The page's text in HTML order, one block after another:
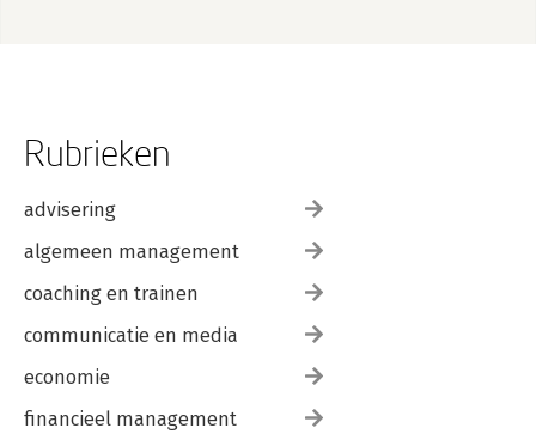
Rubrieken
advisering
algemeen management
coaching en trainen
communicatie en media
economie
financieel management